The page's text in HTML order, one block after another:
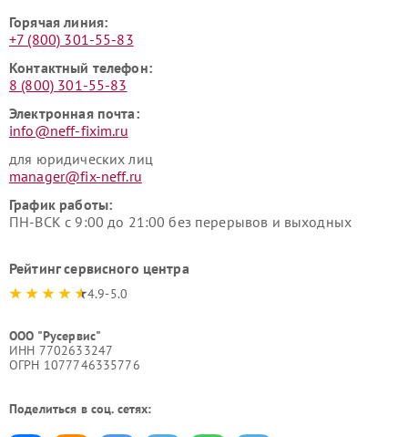
Горячая линия:
+7 (800) 301-55-83
Контактный телефон:
8 (800) 301-55-83
Электронная почта:
info@neff-fixim.ru
для юридических лиц
manager@fix-neff.ru
График работы:
ПН-ВСК с 9:00 до 21:00 без перерывов и выходных
Рейтинг сервисного центра
4.9-5.0
ООО "Русервис"
ИНН 7702633247
ОГРН 1077746335776
Поделиться в соц. сетях: